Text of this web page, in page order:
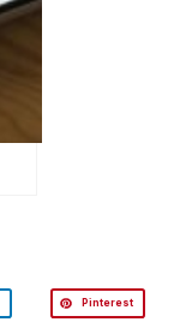
Pinterest